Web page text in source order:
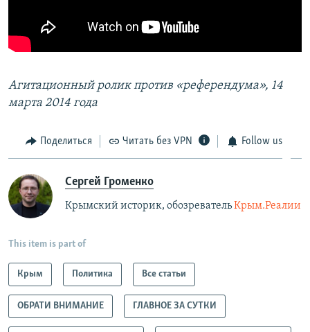
Агитационный ролик против «референдума», 14
марта 2014 года
Поделиться Читать без VPN Follow us
Сергей Громенко
Крымский историк, обозревательКрым.Реалии
This item is part of
Крым Политика Все статьи
ОБРАТИ ВНИМАНИЕ ГЛАВНОЕ ЗА СУТКИ